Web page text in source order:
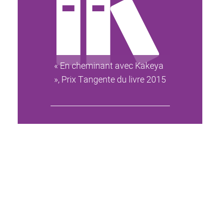
« En cheminant avec Kakeya
», Prix Tangente du livre 2015